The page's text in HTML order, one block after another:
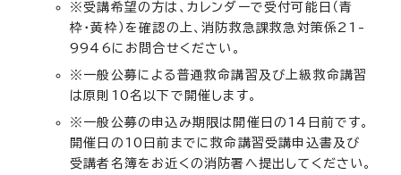
※受講希望の方は、カレンダーで受付可能日（青
枠・黄枠）を確認の上、消防救急課救急対策係21-
9946にお問合せください。
※一般公募による普通救命講習及び上級救命講習
は原則10名以下で開催します。
※一般公募の申込み期限は開催日の14日前です。
開催日の10日前までに救命講習受講申込書及び
受講者名簿をお近くの消防署へ提出してください。